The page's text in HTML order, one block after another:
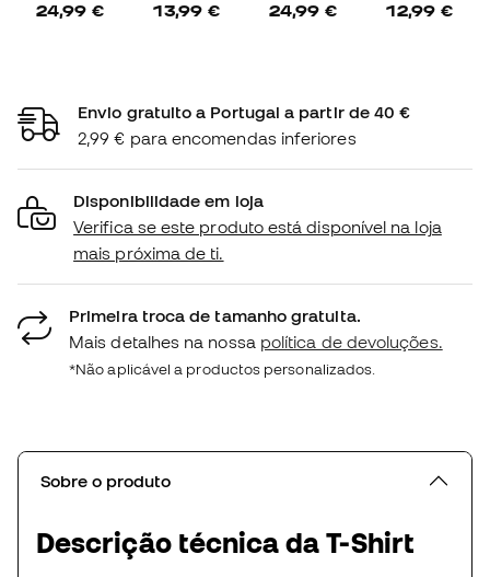
24,99 € 13,99 € 24,99 € 12,99 €
Envio gratuito a Portugal a partir de 40 €
2,99 € para encomendas inferiores
Disponibilidade em loja
Verifica se este produto está disponível na loja
mais próxima de ti.
Primeira troca de tamanho gratuita.
Mais detalhes na nossa política de devoluções.
*Não aplicável a productos personalizados.
Sobre o produto
Descrição técnica da T-Shirt